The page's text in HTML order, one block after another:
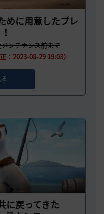
めに用意したプレ
メンテナンス前まで
：2023-08-29 19:03）
に戻ってきた